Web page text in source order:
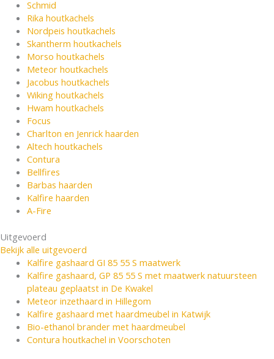
Schmid
Rika houtkachels
Nordpeis houtkachels
Skantherm houtkachels
Morso houtkachels
Meteor houtkachels
Jacobus houtkachels
Wiking houtkachels
Hwam houtkachels
Focus
Charlton en Jenrick haarden
Altech houtkachels
Contura
Bellfires
Barbas haarden
Kalfire haarden
A-Fire
Uitgevoerd
Bekijk alle uitgevoerd
Kalfire gashaard GI 85 55 S maatwerk
Kalfire gashaard, GP 85 55 S met maatwerk natuursteen
plateau geplaatst in De Kwakel
Meteor inzethaard in Hillegom
Kalfire gashaard met haardmeubel in Katwijk
Bio-ethanol brander met haardmeubel
Contura houtkachel in Voorschoten